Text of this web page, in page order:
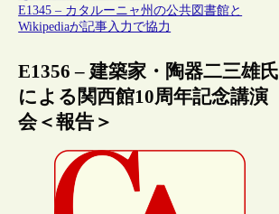
E1345 – カタルーニャ州の公共図書館と
Wikipediaが記事入力で協力
E1356 – 建築家・陶器二三雄氏
による関西館10周年記念講演
会＜報告＞